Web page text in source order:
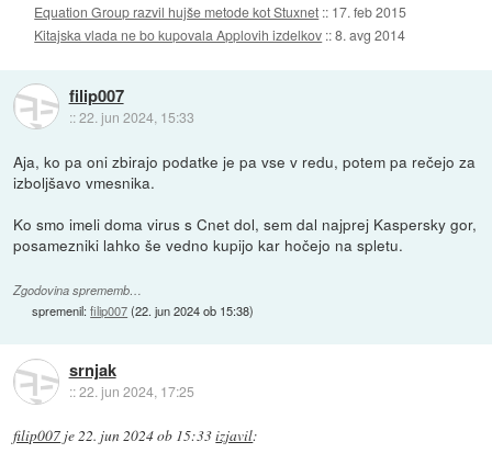
Equation Group razvil hujše metode kot Stuxnet :: 17. feb 2015
Kitajska vlada ne bo kupovala Applovih izdelkov ::8. avg 2014
filip007
::22. jun 2024, 15:33
Aja, ko pa oni zbirajo podatke je pa vse v redu, potem pa rečejo za
izboljšavo vmesnika.
Ko smo imeli doma virus s Cnet dol, sem dal najprej Kaspersky gor,
posamezniki lahko še vedno kupijo kar hočejo na spletu.
Zgodovina sprememb…
spremenil:filip007(22. jun 2024 ob 15:38)
srnjak
::22. jun 2024, 17:25
filip007 je22. jun 2024 ob 15:33izjavil: